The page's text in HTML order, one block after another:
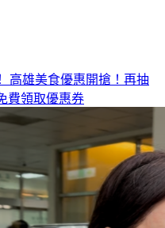
高雄美食優惠開搶！再抽
費領取優惠券